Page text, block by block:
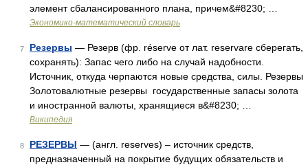
элемент сбалансированного плана, причем&#8230; …
Экономико-математический словарь
7 Резервы — Резерв (фр. réserve от лат. reservare сберегать,
сохранять): Запас чего либо на случай надобности.
Источник, откуда черпаются новые средства, силы. Резервы
Золотовалютные резервы государственные запасы золота
и иностранной валюты, хранящиеся в&#8230; …
Википедия
8 РЕЗЕРВЫ — (англ. reserves) – источник средств,
предназначенный на покрытие будущих обязательств и